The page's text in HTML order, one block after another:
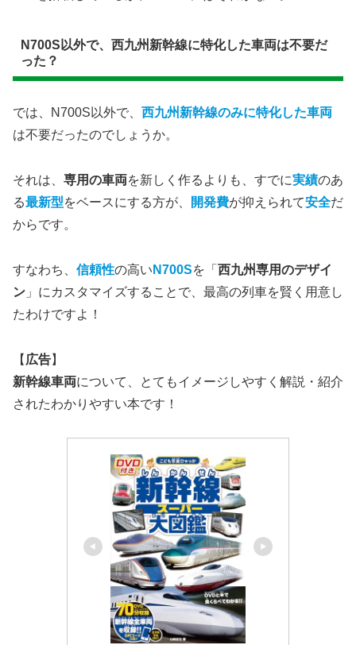
N700S以外で、西九州新幹線に特化した車両は不要だ
った？
では、N700S以外で、 西九州新幹線のみに特化した車両
は不要だったのでしょうか。
それは、 専用の車両を新しく作るよりも、すでに実績のあ
る最新型をベースにする方が、 開発費が抑えられて安全だ
からです。
すなわち、 信頼性の高い N700Sを「 西九州専用のデザイ
ン 」にカスタマイズすることで、最高の列車を賢く用意し
たわけですよ！
【 広告】
新幹線車両について、とてもイメージしやすく解説・紹介
されたわかりやすい本です！